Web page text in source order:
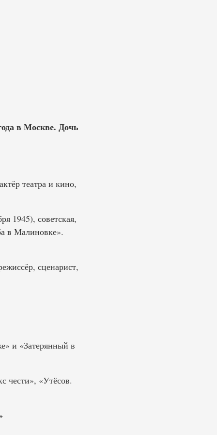
в Москве. Дочь
театра и кино,
1945), советская,
в Малиновке».
сценарист,
и «Затерянный в
чести», «Утёсов.